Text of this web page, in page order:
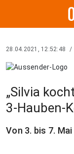
28.04.2021, 12:52:48 /
„Silvia
3-Hauben-
Von 3. bis 7. Mai